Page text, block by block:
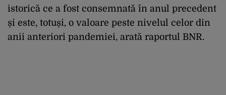
istorică ce a fost consemnată în anul precedent
și este, totuși, o valoare peste nivelul celor din
anii anteriori pandemiei, arată raportul BNR.